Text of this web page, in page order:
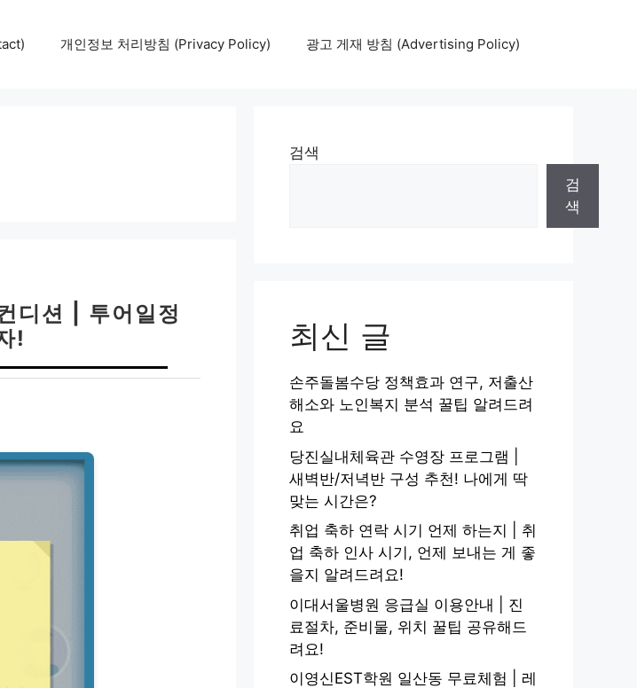
개인정보 처리방침 (Privacy Policy) 광고 게재 방침 (Advertising Policy)
디션 | 투어일정
!
검색
검
색
최신 글
손주돌봄수당 정책효과 연구, 저출산
해소와 노인복지 분석 꿀팁 알려드려
요
당진실내체육관 수영장 프로그램 |
새벽반/저녁반 구성 추천! 나에게 딱
맞는 시간은?
취업 축하 연락 시기 언제 하는지 | 취
업 축하 인사 시기, 언제 보내는 게 좋
을지 알려드려요!
이대서울병원 응급실 이용안내 | 진
료절차, 준비물, 위치 꿀팁 공유해드
려요!
이영신EST학원 일산동 무료체험 | 레